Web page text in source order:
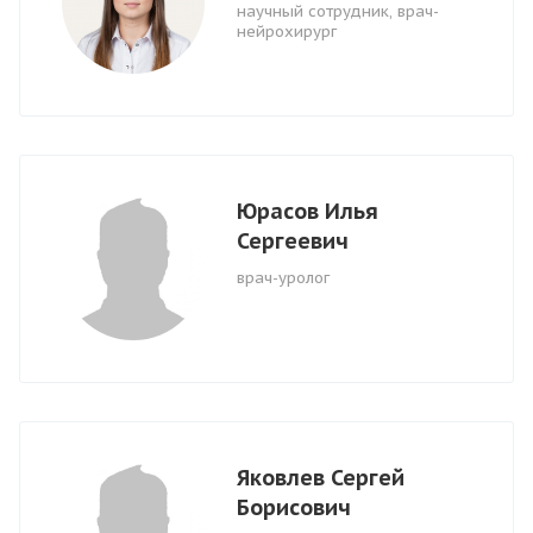
научный сотрудн­ик, врач-
нейрохирург
Юрасов Илья
Сергеевич
врач-уролог
Яковлев Сергей
Борисович